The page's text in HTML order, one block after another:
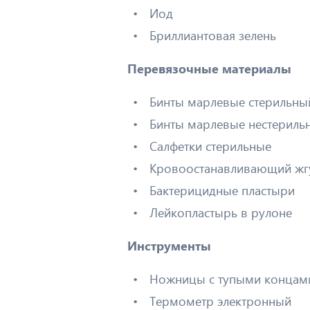
Иод
Бриллиантовая зелень
Перевязочные материалы
Бинты марлевые
Бинты марлевые
Салфетки стерильные
Кровоостанавливающий
Бактерицидные пластыри
Лейкопластырь в рулоне
Инструменты
Ножницы с тупыми
Термометр электронный